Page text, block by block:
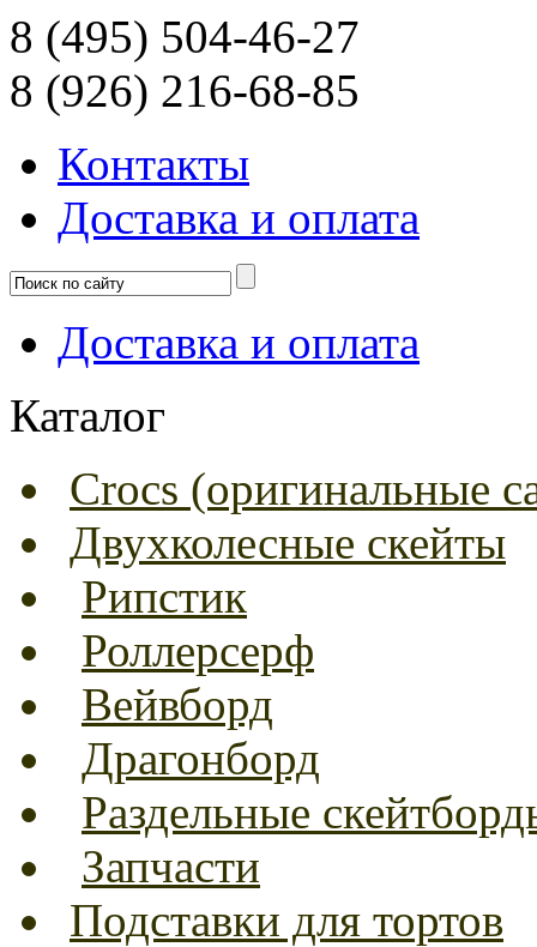
8 (495) 504-46-27
8 (926) 216-68-85
Контакты
Доcтавка и оплата
Доcтавка и оплата
Каталог
Crocs (оригинальные
Двухколесные скейты
Рипстик
Роллерсерф
Вейвборд
Драгонборд
Раздельные
Запчасти
Подставки для тортов